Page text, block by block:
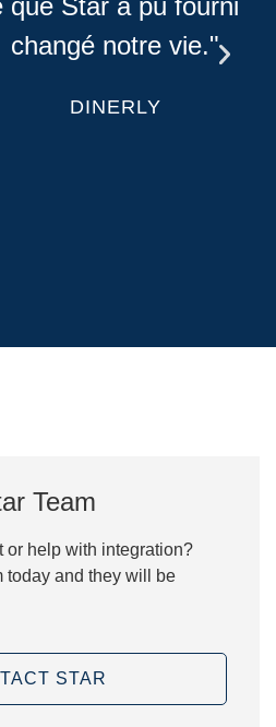
a pu fournir a
notre vie."
Team
or help with integration?
today and they will be
STAR